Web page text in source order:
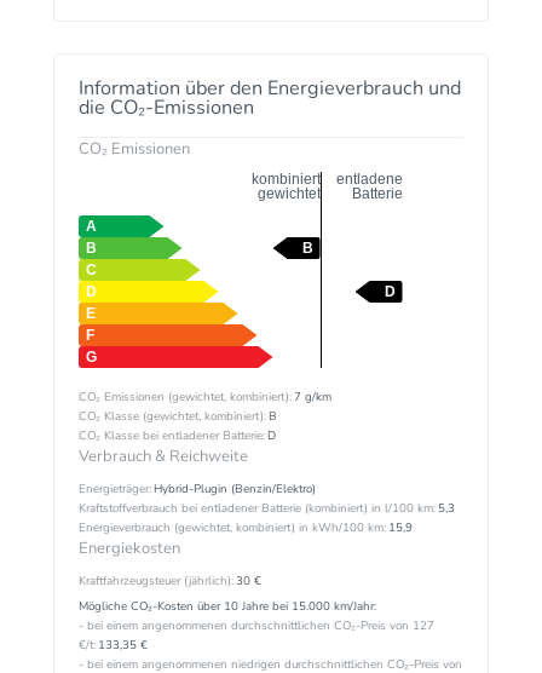
Information über den Energieverbrauch und
die CO₂-Emissionen
CO₂ Emissionen
kombiniert
gewichtet
entladene
Batterie
CO₂ Emissionen (gewichtet, kombiniert):7 g/km
CO₂ Klasse (gewichtet, kombiniert):B
CO₂ Klasse bei entladener Batterie:D
Verbrauch & Reichweite
Energieträger:Hybrid-Plugin (Benzin/Elektro)
Kraftstoffverbrauch bei entladener Batterie (kombiniert) in l/100 km: 5,3
Energieverbrauch (gewichtet, kombiniert) in kWh/100 km: 15,9
Energiekosten
Kraftfahrzeugsteuer (jährlich):30 €
Mögliche CO₂-Kosten über 10 Jahre bei 15.000 km/Jahr:
- bei einem angenommenen durchschnittlichen CO₂-Preis von 127
€/t: 133,35 €
- bei einem angenommenen niedrigen durchschnittlichen CO₂-Preis von